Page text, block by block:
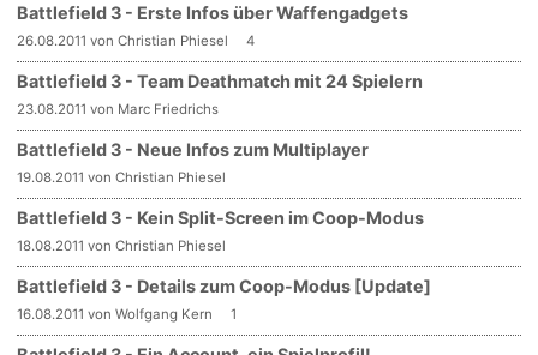
Battlefield 3 - Erste Infos über Waffengadgets
26.08.2011 von Christian Phiesel 4
Battlefield 3 - Team Deathmatch mit 24 Spielern
23.08.2011 von Marc Friedrichs
Battlefield 3 - Neue Infos zum Multiplayer
19.08.2011 von Christian Phiesel
Battlefield 3 - Kein Split-Screen im Coop-Modus
18.08.2011 von Christian Phiesel
Battlefield 3 - Details zum Coop-Modus [Update]
16.08.2011 von Wolfgang Kern 1